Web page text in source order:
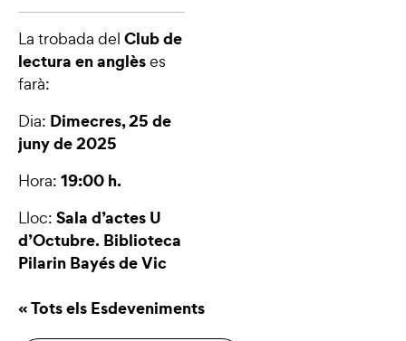
La trobada del Club de
lectura en anglèses
farà:
Dia: Dimecres, 25 de
juny de 2025
Hora: 19:00 h.
Lloc: Sala d’actes U
d’Octubre. Biblioteca
Pilarin Bayés de Vic
« Tots els Esdeveniments